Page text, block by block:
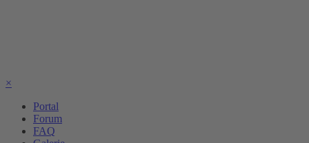
×
Portal
Forum
FAQ